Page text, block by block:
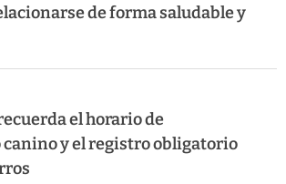
de forma saludable y
el horario de
y el registro obligatorio